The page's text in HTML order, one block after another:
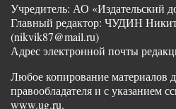
Учредитель: АО «Издательский
Главный редактор: ЧУДИН
(nikvik87@mail.ru)
Адрес электронной почты
Любое копирование материалов
правообладателя и с указанием
www.ug.ru.